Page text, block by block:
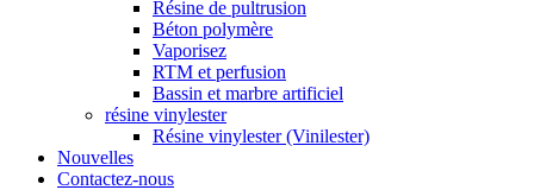
Résine de pultrusion
Béton polymère
Vaporisez
RTM et perfusion
Bassin et marbre artificiel
résine vinylester
Résine vinylester (Vinilester)
Nouvelles
Contactez-nous